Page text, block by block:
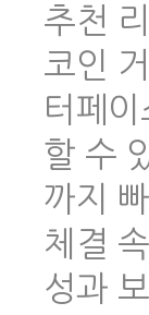
추천
코인
터페
할 수
까지
체결
성과